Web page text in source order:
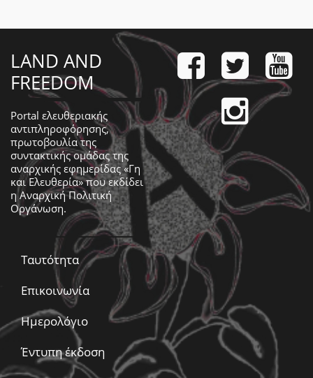
LAND AND
FREEDOM
Portal ελευθεριακής
αντιπληροφόρησης,
πρωτοβουλία της
συντακτικής ομάδας της
αναρχικής εφημερίδας «Γη
και Ελευθερία» που εκδίδει
ηΑναρχική Πολιτική
Οργάνωση.
Ταυτότητα
Επικοινωνία
Ημερολόγιο
Έντυπη έκδοση